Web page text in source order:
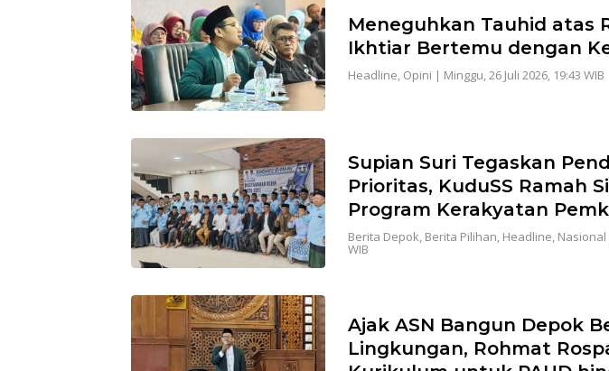
Meneguhkan Tauhid atas
Ikhtiar Bertemu dengan
Headline, Opini | Minggu, 26 Juli 2026, 19:43 WIB
Supian Suri Tegaskan
Prioritas, KuduSS Ramah
Program Kerakyatan
Berita Depok, Berita Pilihan, Headline, Nasional
WIB
Ajak ASN Bangun Depok
Lingkungan, Rohmat